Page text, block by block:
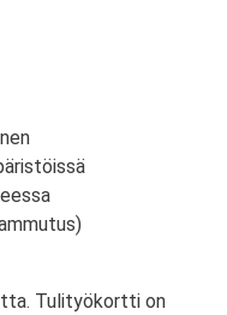
Tulityökortti on